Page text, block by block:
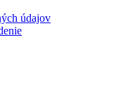
údajov